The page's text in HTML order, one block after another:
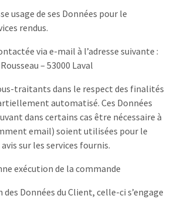
usage de ses Données pour le
rendus.
via e-mail à l’adresse suivante :
– 53000 Laval
traitants dans le respect des finalités
automatisé. Ces Données
dans certains cas être nécessaire à
email) soient utilisées pour le
sur les services fournis.
exécution de la commande
Données du Client, celle-ci s’engage